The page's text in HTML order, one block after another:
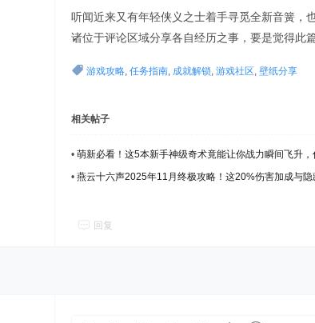
听闻近来又有年轻侠义之士着手寻觅全新音簧，
诸位于评论区域分享各自经历之事，要是觉得此
游戏攻略, 任务指南, 成就解锁, 游戏社区, 壁纸分享
相关帖子
• 萌新必看！这5本新手神级奇术竟能让你战力瞬间飞升，
• 燕云十六声2025年11月终极攻略！这20%伤害加成与隐
回复